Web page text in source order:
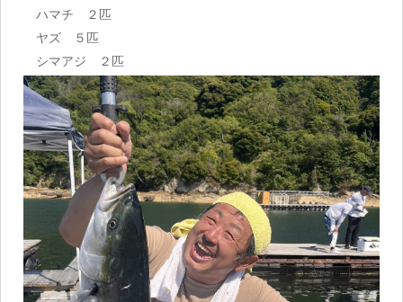
ハマチ ２匹
ヤズ ５匹
シマアジ ２匹